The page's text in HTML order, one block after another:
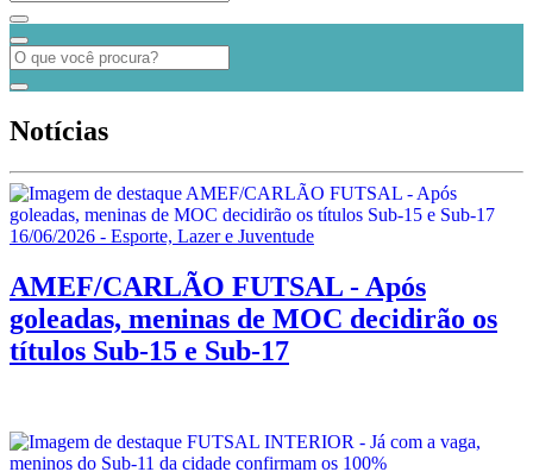
Notícias
16/06/2026 - Esporte, Lazer e Juventude
AMEF/CARLÃO FUTSAL - Após
goleadas, meninas de MOC decidirão os
títulos Sub-15 e Sub-17